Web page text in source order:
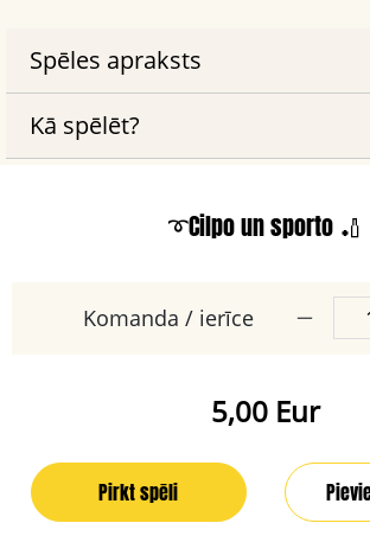
Spēles apraksts
Kā spēlēt?
➰Cilpo un sporto 🏏
Komanda / ierīce
5,00 Eur
Pirkt spēli